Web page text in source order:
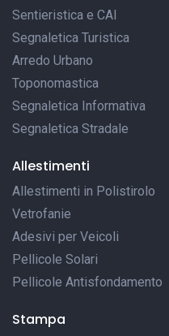
Sentieristica e CAI
Segnaletica Turistica
Arredo Urbano
Toponomastica
Segnaletica Informativa
Segnaletica Stradale
Allestimenti
Allestimenti in Polistirolo
Vetrofanie
Adesivi per Veicoli
Pellicole Solari
Pellicole Antisfondamento
Stampa